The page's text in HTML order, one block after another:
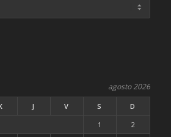
agosto 2026
J V S
D
1
2